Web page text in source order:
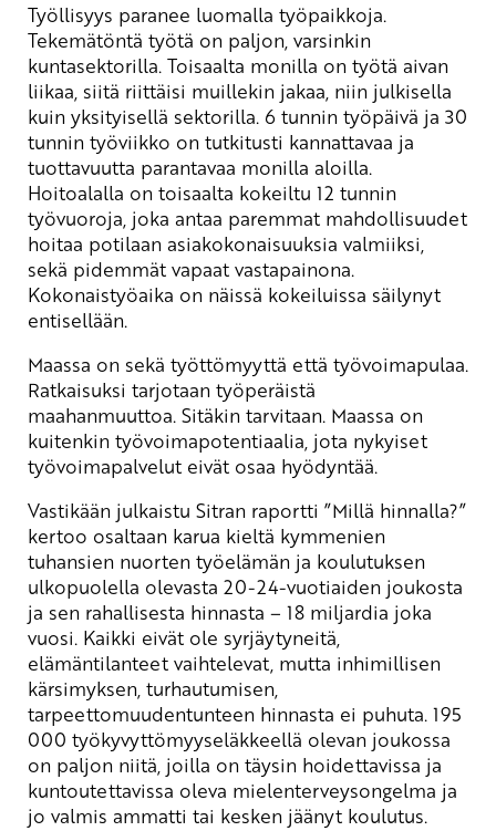
Työllisyys paranee luomalla työpaikkoja.
Tekemätöntä työtä on paljon, varsinkin
kuntasektorilla. Toisaalta monilla on työtä aivan
liikaa, siitä riittäisi muillekin jakaa, niin julkisella
kuin yksityisellä sektorilla. 6 tunnin työpäivä ja 30
tunnin työviikko on tutkitusti kannattavaa ja
tuottavuutta parantavaa monilla aloilla.
Hoitoalalla on toisaalta kokeiltu 12 tunnin
työvuoroja, joka antaa paremmat mahdollisuudet
hoitaa potilaan asiakokonaisuuksia valmiiksi,
sekä pidemmät vapaat vastapainona.
Kokonaistyöaika on näissä kokeiluissa säilynyt
entisellään.
Maassa on sekä työttömyyttä että työvoimapulaa.
Ratkaisuksi tarjotaan työperäistä
maahanmuuttoa. Sitäkin tarvitaan. Maassa on
kuitenkin työvoimapotentiaalia, jota nykyiset
työvoimapalvelut eivät osaa hyödyntää.
Vastikään julkaistu Sitran raportti ”Millä hinnalla?”
kertoo osaltaan karua kieltä kymmenien
tuhansien nuorten työelämän ja koulutuksen
ulkopuolella olevasta 20-24-vuotiaiden joukosta
ja sen rahallisesta hinnasta – 18 miljardia joka
vuosi. Kaikki eivät ole syrjäytyneitä,
elämäntilanteet vaihtelevat, mutta inhimillisen
kärsimyksen, turhautumisen,
tarpeettomuudentunteen hinnasta ei puhuta. 195
000 työkyvyttömyyseläkkeellä olevan joukossa
on paljon niitä, joilla on täysin hoidettavissa ja
kuntoutettavissa oleva mielenterveysongelma ja
jo valmis ammatti tai kesken jäänyt koulutus.